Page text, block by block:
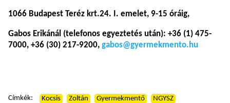
1066 Budapest Teréz krt.24. I. emelet, 9-15 óráig,
Gabos Erikánál (telefonos egyeztetés után): +36 (1) 475-
7000, +36 (30) 217-9200, gabos@gyermekmento.hu
Címkék: Kocsis Zoltán Gyermekmentő
NGYSZ